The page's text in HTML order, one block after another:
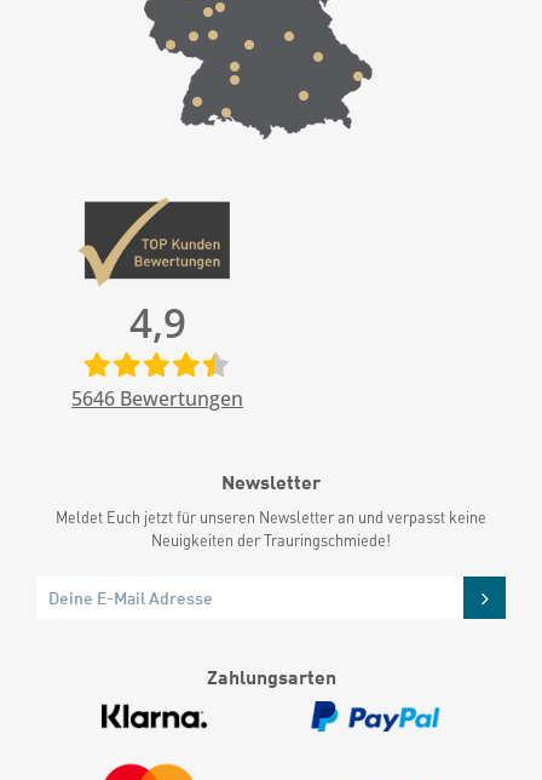
4,9
5646 Bewertungen
Newsletter
Meldet Euch jetzt für unseren Newsletter an und verpasst keine
Neuigkeiten der Trauringschmiede!
Zahlungsarten